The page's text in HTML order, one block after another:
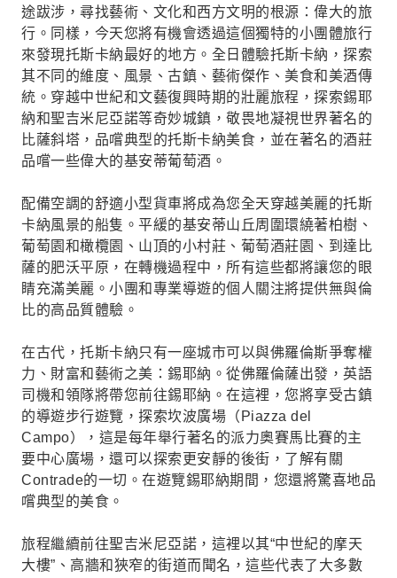
途跋涉，尋找藝術、文化和西方文明的根源：偉大的旅
行。同樣，今天您將有機會透過這個獨特的小團體旅行
來發現托斯卡納最好的地方。全日體驗托斯卡納，探索
其不同的維度、風景、古鎮、藝術傑作、美食和美酒傳
統。穿越中世紀和文藝復興時期的壯麗旅程，探索錫耶
納和聖吉米尼亞諾等奇妙城鎮，敬畏地凝視世界著名的
比薩斜塔，品嚐典型的托斯卡納美食，並在著名的酒莊
品嚐一些偉大的基安蒂葡萄酒。
配備空調的舒適小型貨車將成為您全天穿越美麗的托斯
卡納風景的船隻。平緩的基安蒂山丘周圍環繞著柏樹、
葡萄園和橄欖園、山頂的小村莊、葡萄酒莊園、到達比
薩的肥沃平原，在轉機過程中，所有這些都將讓您的眼
睛充滿美麗。小團和專業導遊的個人關注將提供無與倫
比的高品質體驗。
在古代，托斯卡納只有一座城市可以與佛羅倫斯爭奪權
力、財富和藝術之美：錫耶納。從佛羅倫薩出發，英語
司機和領隊將帶您前往錫耶納。在這裡，您將享受古鎮
的導遊步行遊覽，探索坎波廣場（Piazza del
Campo），這是每年舉行著名的派力奧賽馬比賽的主
要中心廣場，還可以探索更安靜的後街，了解有關
Contrade的一切。在遊覽錫耶納期間，您還將驚喜地品
嚐典型的美食。
旅程繼續前往聖吉米尼亞諾，這裡以其“中世紀的摩天
大樓”、高牆和狹窄的街道而聞名，這些代表了大多數